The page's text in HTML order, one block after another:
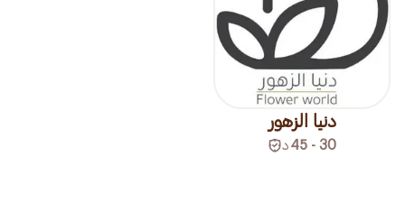
دنيا الزهور
30 - 45 د